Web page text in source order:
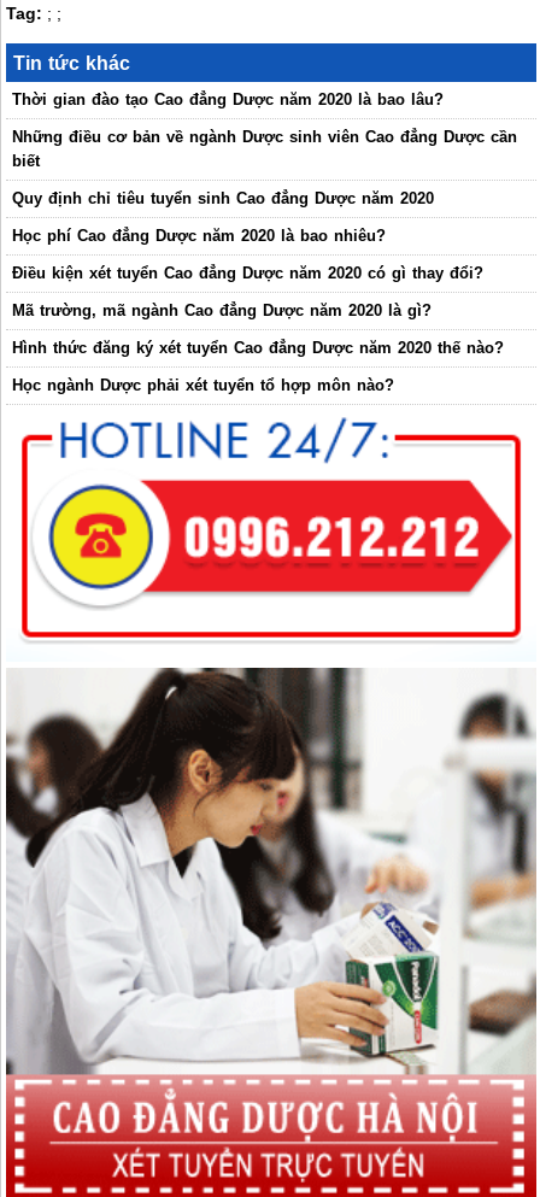
Tag: ; ;
Tin tức khác
Thời gian đào tạo Cao đẳng Dược năm 2020 là bao lâu?
Những điều cơ bản về ngành Dược sinh viên Cao đẳng Dược cần
biết
Quy định chỉ tiêu tuyển sinh Cao đẳng Dược năm 2020
Học phí Cao đẳng Dược năm 2020 là bao nhiêu?
Điều kiện xét tuyển Cao đẳng Dược năm 2020 có gì thay đổi?
Mã trường, mã ngành Cao đẳng Dược năm 2020 là gì?
Hình thức đăng ký xét tuyển Cao đẳng Dược năm 2020 thế nào?
Học ngành Dược phải xét tuyển tổ hợp môn nào?